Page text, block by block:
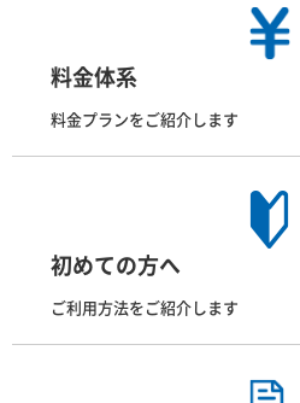
料金体系
料金プランをご紹介します
初めての方へ
ご利用方法をご紹介します